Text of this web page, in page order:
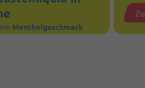
Mentholgeschmack